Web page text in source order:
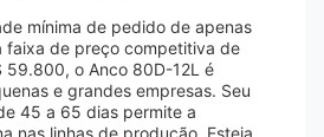
mínima de pedido de apenas
faixa de preço competitiva de
59.800, o Anco 80D-12L é
e grandes empresas. Seu
45 a 65 dias permite a
nas linhas de produção. Esteja